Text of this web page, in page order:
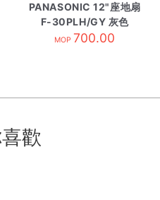
PANASONIC 12"座地扇
F-30PLH/GY 灰色
MOP 700.00
歡